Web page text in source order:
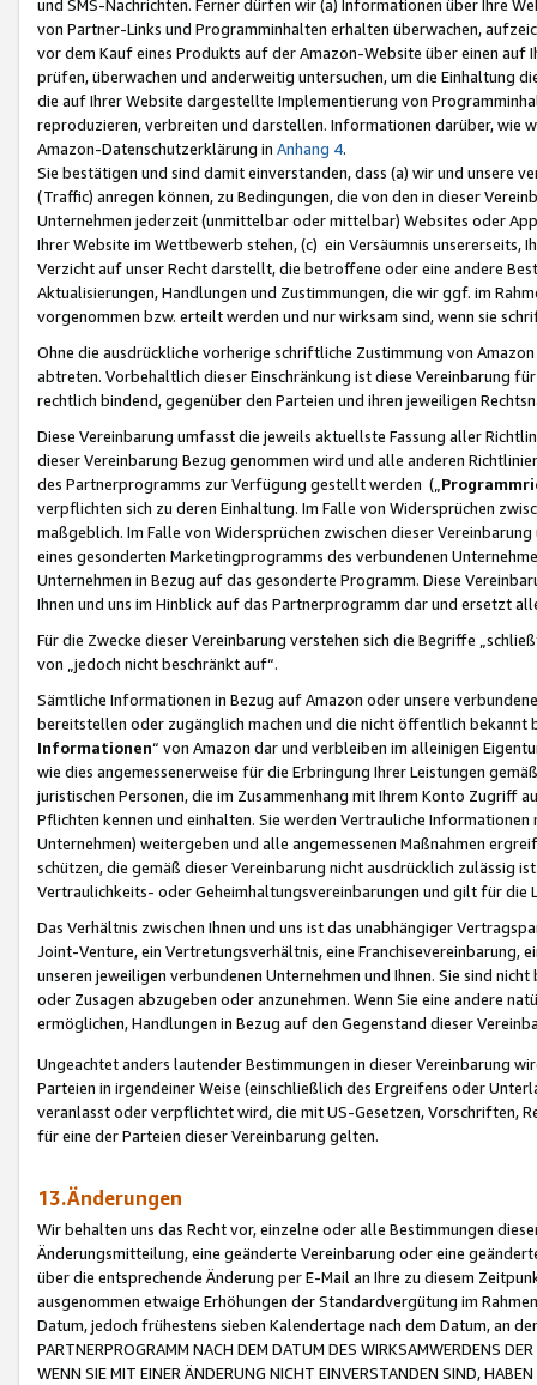
und SMS-Nachrichten. Ferner dürfen wir (a) Informationen über Ihre
von Partner-Links und Programminhalten erhalten überwachen,
vor dem Kauf eines Produkts auf der Amazon-Website über einen
prüfen, überwachen und anderweitig untersuchen, um die Einhaltung
die auf Ihrer Website dargestellte Implementierung von
reproduzieren, verbreiten und darstellen. Informationen darüber, wie
Amazon-Datenschutzerklärung in Anhang 4.
Sie bestätigen und sind damit einverstanden, dass (a) wir und
(Traffic) anregen können, zu Bedingungen, die von den in dieser
Unternehmen jederzeit (unmittelbar oder mittelbar) Websites oder
Ihrer Website im Wettbewerb stehen, (c) ein Versäumnis unsererseits,
Verzicht auf unser Recht darstellt, die betroffene oder eine andere
Aktualisierungen, Handlungen und Zustimmungen, die wir ggf. im
vorgenommen bzw. erteilt werden und nur wirksam sind, wenn sie
Ohne die ausdrückliche vorherige schriftliche Zustimmung von
abtreten. Vorbehaltlich dieser Einschränkung ist diese Vereinbarung
rechtlich bindend, gegenüber den Parteien und ihren jeweiligen
Diese Vereinbarung umfasst die jeweils aktuellste Fassung aller
dieser Vereinbarung Bezug genommen wird und alle anderen
des Partnerprogramms zur Verfügung gestellt werden („
verpflichten sich zu deren Einhaltung. Im Falle von Widersprüchen
maßgeblich. Im Falle von Widersprüchen zwischen dieser
eines gesonderten Marketingprogramms des verbundenen
Unternehmen in Bezug auf das gesonderte Programm. Diese
Ihnen und uns im Hinblick auf das Partnerprogramm dar und ersetzt
Für die Zwecke dieser Vereinbarung verstehen sich die Begriffe
von „jedoch nicht beschränkt auf“.
Sämtliche Informationen in Bezug auf Amazon oder unsere
bereitstellen oder zugänglich machen und die nicht öffentlich
Informationen“ von Amazon dar und verbleiben im alleinigen
wie dies angemessenerweise für die Erbringung Ihrer Leistungen
juristischen Personen, die im Zusammenhang mit Ihrem Konto
Pflichten kennen und einhalten. Sie werden Vertrauliche
Unternehmen) weitergeben und alle angemessenen Maßnahmen
schützen, die gemäß dieser Vereinbarung nicht ausdrücklich zulässig
Vertraulichkeits- oder Geheimhaltungsvereinbarungen und gilt für die
Das Verhältnis zwischen Ihnen und uns ist das unabhängiger
Joint-Venture, ein Vertretungsverhältnis, eine Franchisevereinbarung,
unseren jeweiligen verbundenen Unternehmen und Ihnen. Sie sind
oder Zusagen abzugeben oder anzunehmen. Wenn Sie eine andere
ermöglichen, Handlungen in Bezug auf den Gegenstand dieser
Ungeachtet anders lautender Bestimmungen in dieser Vereinbarung
Parteien in irgendeiner Weise (einschließlich des Ergreifens oder
veranlasst oder verpflichtet wird, die mit US-Gesetzen, Vorschriften,
für eine der Parteien dieser Vereinbarung gelten.
13.Änderungen
Wir behalten uns das Recht vor, einzelne oder alle Bestimmungen
Änderungsmitteilung, eine geänderte Vereinbarung oder eine
über die entsprechende Änderung per E-Mail an Ihre zu diesem
ausgenommen etwaige Erhöhungen der Standardvergütung im
Datum, jedoch frühestens sieben Kalendertage nach dem Datum, an
PARTNERPROGRAMM NACH DEM DATUM DES WIRKSAMWERDENS
WENN SIE MIT EINER ÄNDERUNG NICHT EINVERSTANDEN SIND,